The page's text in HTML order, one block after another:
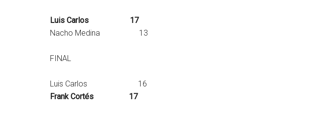
Luis Carlos 17
Nacho Medina 13
FINAL
Luis Carlos 16
Frank Cortés 17